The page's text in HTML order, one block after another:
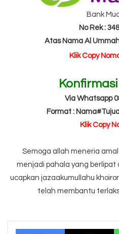
Bank
No Rek :
Atas Nama Al
Klik Copy
Via Whatsapp
Format :
Klik Copy
Semoga allah meneria
menjadi pahala yang berlipat
ucapkan jazaakumullahu
telah membantu
Facebook X